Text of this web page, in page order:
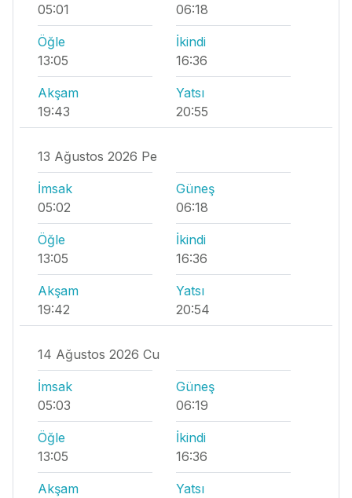
05:01 06:18
Öğle
13:05
İkindi
16:36
Akşam
19:43
Yatsı
20:55
13 Ağustos 2026 Pe
İmsak
05:02
Güneş
06:18
Öğle
13:05
İkindi
16:36
Akşam
19:42
Yatsı
20:54
14 Ağustos 2026 Cu
İmsak
05:03
Güneş
06:19
Öğle
13:05
İkindi
16:36
Akşam
Yatsı